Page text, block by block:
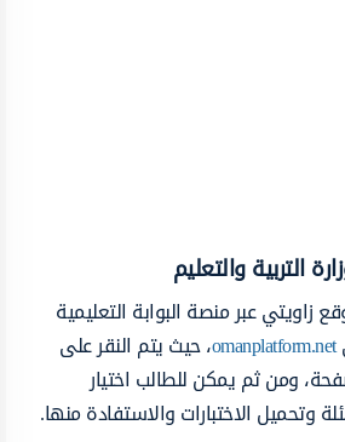
التربية والتعليم
عبر منصة البوابة التعليمية
omanplatform.net، حيث يتم النقر على
ومن ثم يمكن للطالب اختيار
وتحميل الاختبارات والاستفادة منها.